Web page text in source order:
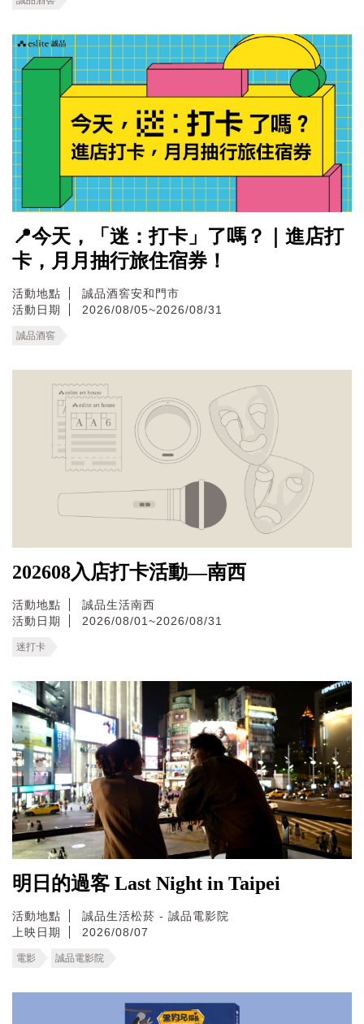
📍今天，「迷：打卡」了嗎？｜進店打
卡，月月抽行旅住宿券！
活動地點
誠品酒窖安和門市
活動日期
2026/08/05~2026/08/31
誠品酒窖
202608入店打卡活動—南西
活動地點
誠品生活南西
活動日期
2026/08/01~2026/08/31
迷打卡
明日的過客 Last Night in Taipei
活動地點
誠品生活松菸 - 誠品電影院
上映日期
2026/08/07
電影 誠品電影院